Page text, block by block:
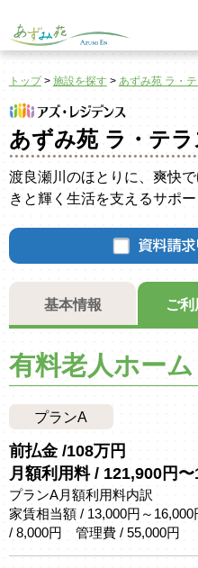
トップ> 施設を探す > あずみ苑 ラ・
あずみ苑 ラ・テ
渡良瀬川のほとりに、爽快
きと輝く生活を支えるサポー
基本情報 ご
有料老人ホー
プランA
前払金 /108万円
月額利用料 / 121,900円〜
プランA月額利用料内訳
家賃相当額 / 13,000円～
/ 8,000円 管理費 / 55,000円